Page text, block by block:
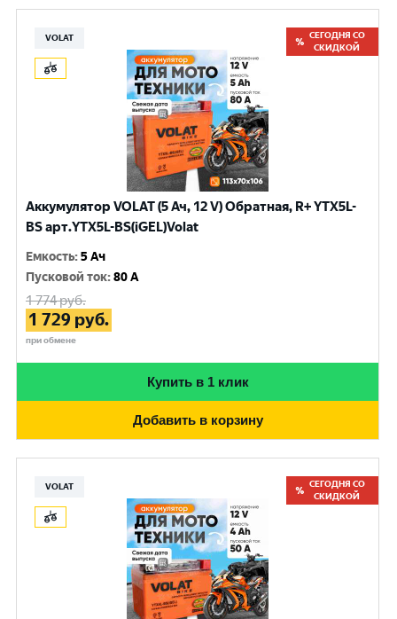
VOLAT
СЕГОДНЯ СО
СКИДКОЙ
Аккумулятор VOLAT (5 Ач, 12 V) Обратная, R+ YTX5L-
BS арт.YTX5L-BS(iGEL)Volat
Емкость:5 Ач
Пусковой ток:80 A
1 774руб.
1 729 руб.
при обмене
Купить в 1 клик
Добавить в корзину
VOLAT
СЕГОДНЯ СО
СКИДКОЙ